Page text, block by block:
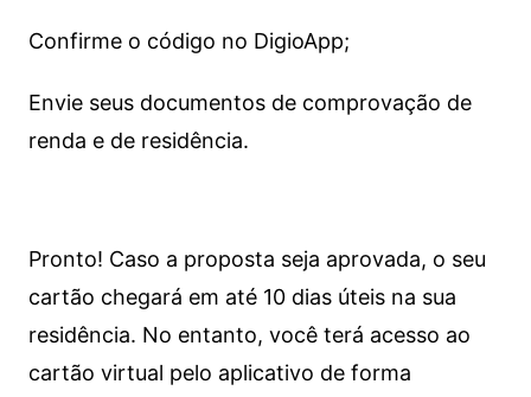
Confirme o código no DigioApp;
Envie seus documentos de comprovação de
renda e de residência.
Pronto! Caso a proposta seja aprovada, o seu
cartão chegará em até 10 dias úteis na sua
residência. No entanto, você terá acesso ao
cartão virtual pelo aplicativo de forma